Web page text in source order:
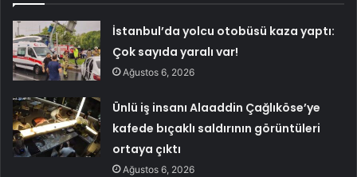
İstanbul’da yolcu otobüsü kaza yaptı:
Çok sayıda yaralı var!
Ağustos 6, 2026
Ünlü iş insanı Alaaddin Çağlıköse’ye
kafede bıçaklı saldırının görüntüleri
ortaya çıktı
Ağustos 6, 2026